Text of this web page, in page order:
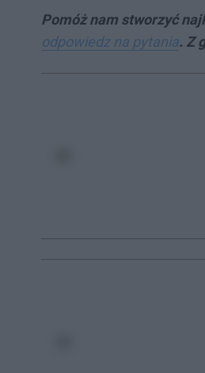
Pomóż nam stworzyć
odpowiedz na pytania. Z